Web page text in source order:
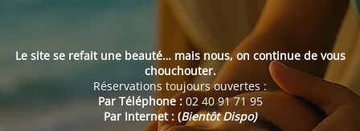
Le site se refait une beauté… mais nous, on continue de vous
chouchouter.
Réservations toujours ouvertes :
Par Téléphone :02 40 91 71 95
Par Internet : (Bientôt Dispo)